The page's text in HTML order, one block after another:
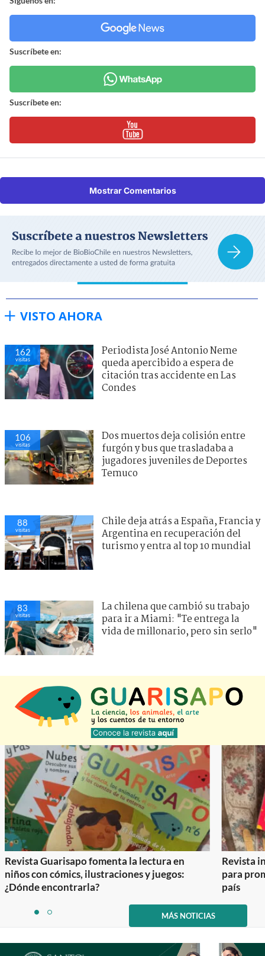
Suscríbete en:
Suscríbete en:
Mostrar Comentarios
VISTO AHORA
162
visitas
Periodista José Antonio Neme
queda apercibido a espera de
citación tras accidente en Las
Condes
106
visitas
Dos muertos deja colisión entre
furgón y bus que trasladaba a
jugadores juveniles de Deportes
Temuco
88
visitas
Chile deja atrás a España, Francia y
Argentina en recuperación del
turismo y entra al top 10 mundial
83
visitas
La chilena que cambió su trabajo
para ir a Miami: "Te entrega la
vida de millonario, pero sin serlo"
Revista Guarisapo fomenta la lectura en
niños con cómics, ilustraciones y juegos:
¿Dónde encontrarla?
Revista
para
país
itemitem
2
MÁS NOTICIAS